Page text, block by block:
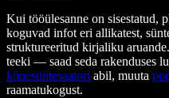
Kui tööülesanne on sisestatud,
koguvad infot eri allikatest,
struktureeritud kirjaliku
teeki — saad seda rakenduses
kõnesüntesaatori abil, muuta
raamatukogust.